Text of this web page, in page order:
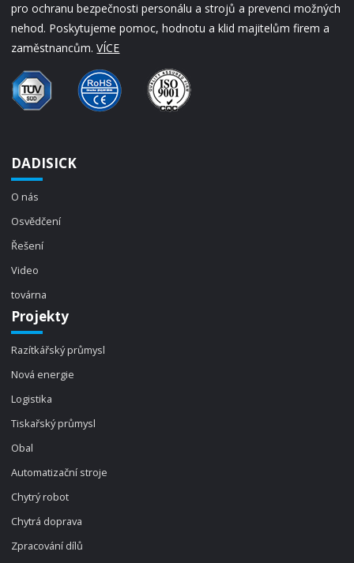
pro ochranu bezpečnosti personálu a strojů a prevenci možných
nehod. Poskytujeme pomoc, hodnotu a klid majitelům firem a
zaměstnancům.VÍCE
DADISICK
O nás
Osvědčení
Řešení
Video
továrna
Projekty
Razítkářský průmysl
Nová energie
Logistika
Tiskařský průmysl
Obal
Automatizační stroje
Chytrý robot
Chytrá doprava
Zpracování dílů